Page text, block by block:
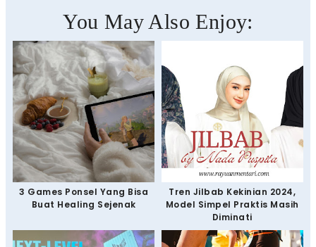
You May Also Enjoy:
3 Games Ponsel Yang Bisa
Buat Healing Sejenak
Tren Jilbab Kekinian 2024,
Model Simpel Praktis Masih
Diminati